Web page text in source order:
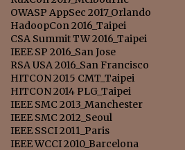
OWASP AppSec 2017_Orlando
HadoopCon 2016_Taipei
CSA Summit TW 2016_Taipei
IEEE SP 2016_San Jose
RSA USA 2016_San Francisco
HITCON 2015 CMT_Taipei
HITCON 2014 PLG_Taipei
IEEE SMC 2013_Manchester
IEEE SMC 2012_Seoul
IEEE SSCI 2011_Paris
IEEE WCCI 2010_Barcelona